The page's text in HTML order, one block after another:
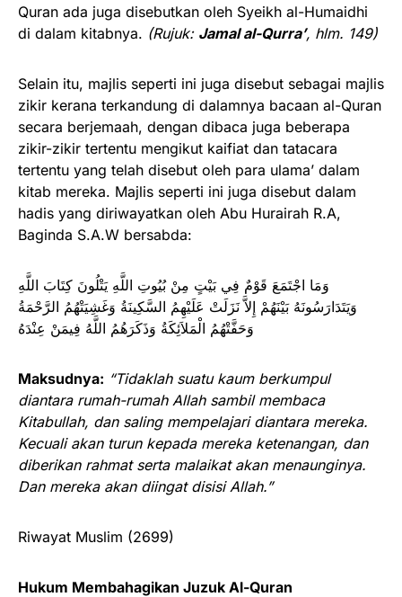
Quran ada juga disebutkan oleh Syeikh al-Humaidhi
di dalam kitabnya. (Rujuk: Jamal al-Qurra’, hlm. 149)
Selain itu, majlis seperti ini juga disebut sebagai majlis
zikir kerana terkandung di dalamnya bacaan al-Quran
secara berjemaah, dengan dibaca juga beberapa
zikir-zikir tertentu mengikut kaifiat dan tatacara
tertentu yang telah disebut oleh para ulama’ dalam
kitab mereka. Majlis seperti ini juga disebut dalam
hadis yang diriwayatkan oleh Abu Hurairah R.A,
Baginda S.A.W bersabda:
وَمَا اجْتَمَعَ قَوْمٌ فِي بَيْتٍ مِنْ بُيُوتِ اللَّهِ يَتْلُونَ كِتَابَ اللَّهِ
وَيَتَدَارَسُونَهُ بَيْنَهُمْ إِلاَّ نَزَلَتْ عَلَيْهِمُ السَّكِينَةُ وَغَشِيَتْهُمُ الرَّحْمَةُ
وَحَفَّتْهُمُ الْمَلاَئِكَةُ وَذَكَرَهُمُ اللَّهُ فِيمَنْ عِنْدَهُ
Maksudnya: “Tidaklah suatu kaum berkumpul
diantara rumah-rumah Allah sambil membaca
Kitabullah, dan saling mempelajari diantara mereka.
Kecuali akan turun kepada mereka ketenangan, dan
diberikan rahmat serta malaikat akan menaunginya.
Dan mereka akan diingat disisi Allah.”
Riwayat Muslim (2699)
Hukum Membahagikan Juzuk Al-Quran